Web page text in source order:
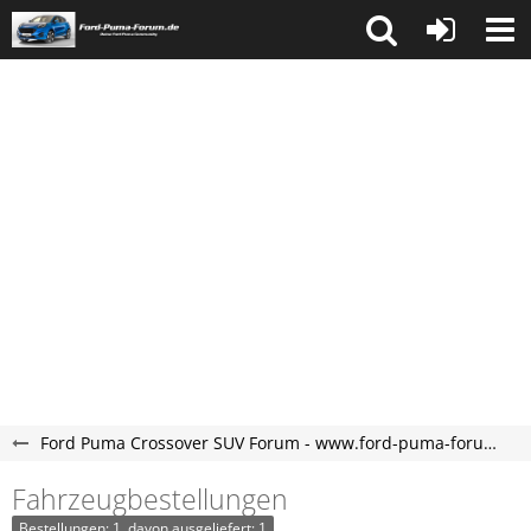
Ford Puma Crossover SUV Forum - www.ford-puma-forum.de
Fahrzeugbestellungen